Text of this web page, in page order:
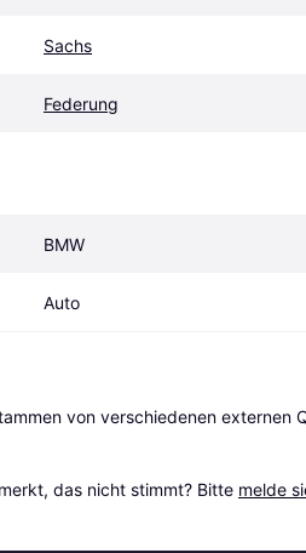
Sachs
Federung
BMW
Auto
von verschiedenen externen
das nicht stimmt? Bitte melde